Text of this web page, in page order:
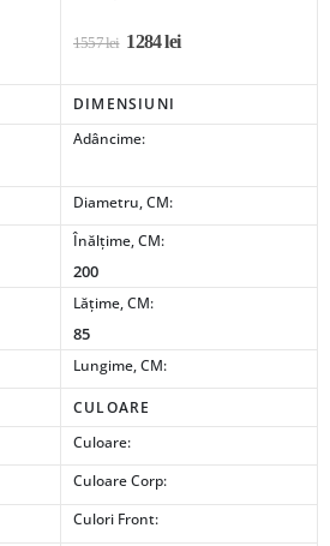
1557lei 1284lei
DIMENSIUNI
Adâncime:
Diametru, CM:
Înălțime, CM:
200
Lățime, CM:
85
Lungime, CM:
CULOARE
Culoare:
Culoare Corp:
Culori Front: